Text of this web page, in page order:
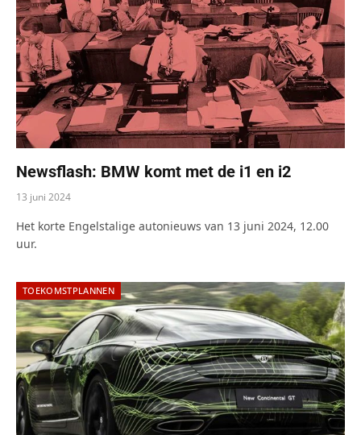
Newsflash: BMW komt met de i1 en i2
13 juni 2024
Het korte Engelstalige autonieuws van 13 juni 2024, 12.00
uur.
TOEKOMSTPLANNEN